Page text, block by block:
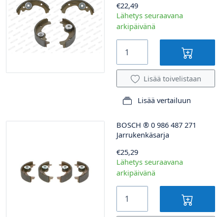
€22,49
Lähetys seuraavana
arkipäivänä
Lisää toivelistaan
Lisää vertailuun
BOSCH ® 0 986 487 271
Jarrukenkäsarja
€25,29
Lähetys seuraavana
arkipäivänä